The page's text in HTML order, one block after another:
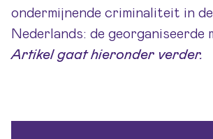
ondermijnende criminaliteit in
Nederlands: de georganiseerde
Artikel gaat hieronder verder.